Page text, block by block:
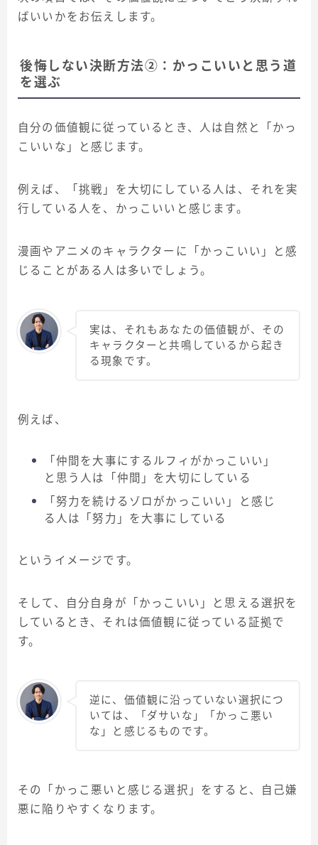
ばいいかをお伝えします。
後悔しない決断方法②：かっこいいと思う道
を選ぶ
自分の価値観に従っているとき、人は自然と「かっ
こいいな」と感じます。
例えば、「挑戦」を大切にしている人は、それを実
行している人を、かっこいいと感じます。
漫画やアニメのキャラクターに「かっこいい」と感
じることがある人は多いでしょう。
実は、それもあなたの価値観が、その
キャラクターと共鳴しているから起き
る現象です。
例えば、
「仲間を大事にするルフィがかっこいい」
と思う人は「仲間」を大切にしている
「努力を続けるゾロがかっこいい」と感じ
る人は「努力」を大事にしている
というイメージです。
そして、自分自身が「かっこいい」と思える選択を
しているとき、それは価値観に従っている証拠で
す。
逆に、価値観に沿っていない選択につ
いては、「ダサいな」「かっこ悪い
な」と感じるものです。
その「かっこ悪いと感じる選択」をすると、自己嫌
悪に陥りやすくなります。